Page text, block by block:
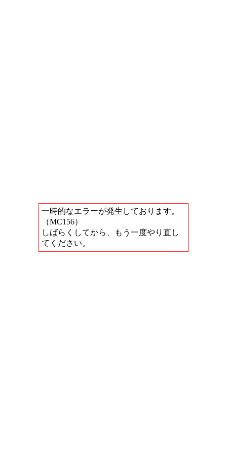
一時的なエラーが発生しております。
（MC156）
しばらくしてから、もう一度やり直し
てください。